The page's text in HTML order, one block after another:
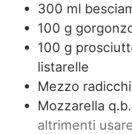
300 ml
100 g
100 g
listarelle
Mezzo
Mozzarella q.b.
altrimenti